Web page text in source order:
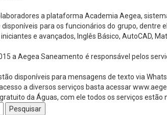
a plataforma Academia Aegea,
para os funcionários do grupo, dentre
e avançados, Inglês Básico, AutoCAD,
a Aegea Saneamento é responsável pelos
disponíveis para mensagens de texto via
a diversos serviços basta acessar
da Águas, com ele todos os serviços